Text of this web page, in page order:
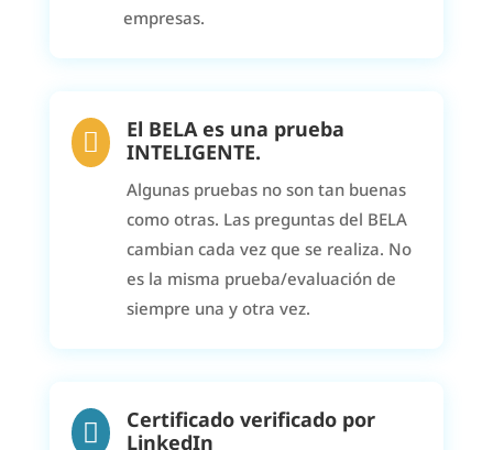
empresas.

El BELA es una prueba
INTELIGENTE.
Algunas pruebas no son tan buenas
como otras. Las preguntas del BELA
cambian cada vez que se realiza. No
es la misma prueba/evaluación de
siempre una y otra vez.

Certificado verificado por
LinkedIn